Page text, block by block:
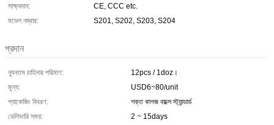
সাক্ষ্যদান:
CE, CCC etc.
মডেল নম্বার:
S201, S202, S203, S204
প্রদান
ন্যূনতম চাহিদার পরিমাণ:
12pcs / 1doz।
মূল্য:
USD6~80/unit
প্যাকেজিং বিবরণ:
শক্ত কাগজ বাক্সে স্ট্যান্ডার্ড
ডেলিভারি সময়:
2 ~ 15days